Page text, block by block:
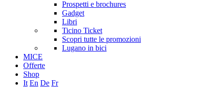
Prospetti e brochures
Gadget
Libri
Ticino Ticket
Scopri tutte le promozioni
Lugano in bici
MICE
Offerte
Shop
It En De Fr